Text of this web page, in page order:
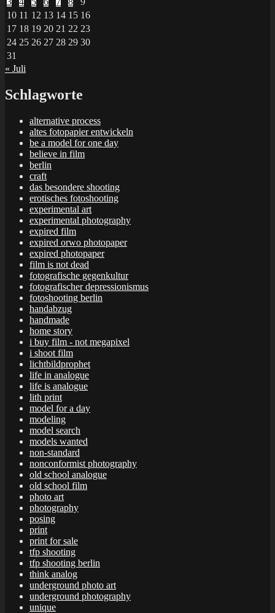
10 11 12 13 14 15 16
17 18 19 20 21 22 23
24 25 26 27 28 29 30
31
« Juli
Schlagworte
alternative process
altes fotopapier entwickeln
be a model for one day
believe in film
berlin
craft
das besondere shooting
erotisches fotoshooting
experimental art
experimental photography
expired film
expired orwo photopaper
expired photopaper
film is not dead
fotografische gegenkultur
fotografischer depressionismus
fotoshooting berlin
handabzug
handmade
home story
i buy film - not megapixel
i shoot film
lichtbildprophet
life in analogue
life is analogue
lith print
model for a day
modeling
model search
models wanted
non-standard
nonconformist photography
old school analogue
old school film
photo art
photography
posing
print
print for sale
tfp shooting
tfp shooting berlin
think analog
underground photo art
underground photography
unique